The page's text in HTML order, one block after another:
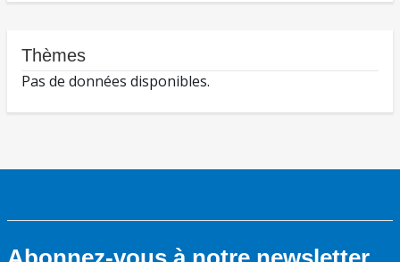
Thèmes
Pas de données disponibles.